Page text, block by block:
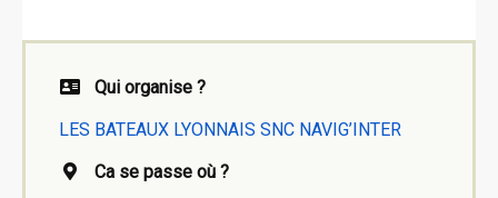
Qui organise ?
LES BATEAUX LYONNAIS SNC NAVIG’INTER
Ca se passe où ?